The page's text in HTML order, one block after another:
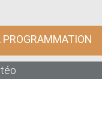
PROGRAMMATION